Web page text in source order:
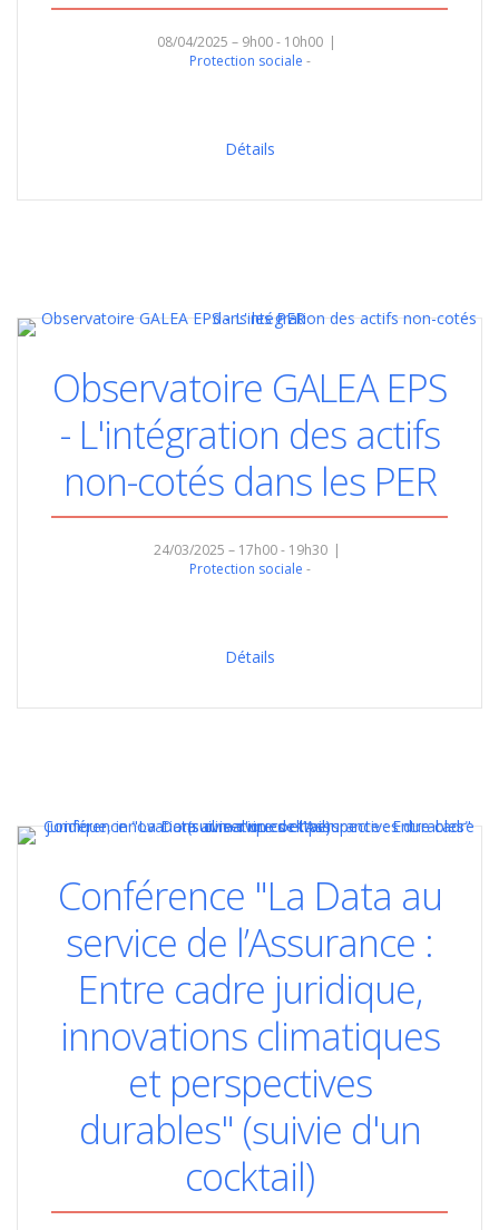
08/04/2025 – 9h00 - 10h00
Protection sociale
Détails
Observatoire GALEA EPS
- L'intégration des actifs
non-cotés dans les PER
24/03/2025 – 17h00 - 19h30
Protection sociale
Détails
Conférence "La Data au
service de l’Assurance :
Entre cadre juridique,
innovations climatiques
et perspectives
durables" (suivie d'un
cocktail)